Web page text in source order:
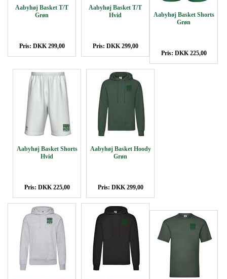
Aabyhøj Basket T/T
Grøn
Pris: DKK 299,00
Aabyhøj Basket T/T
Hvid
Pris: DKK 299,00
Aabyhøj Basket Shorts
Grøn
Pris: DKK 225,00
Aabyhøj Basket Shorts
Hvid
Pris: DKK 225,00
Aabyhøj Basket Hoody
Grøn
Pris: DKK 299,00